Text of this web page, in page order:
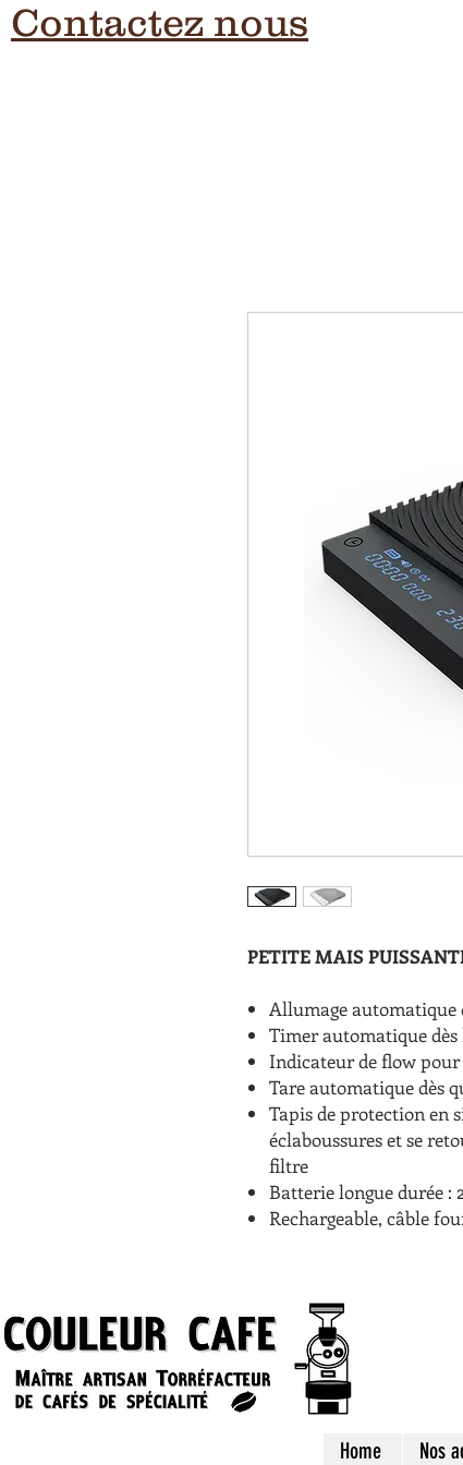
Contactez nous
PETITE MAIS
Allumage automatique
Timer automatique dès
Indicateur de flow pour
Tare automatique dès
Tapis de protection en
éclaboussures et se
filtre
Batterie longue durée :
Rechargeable, câble
Home Nos